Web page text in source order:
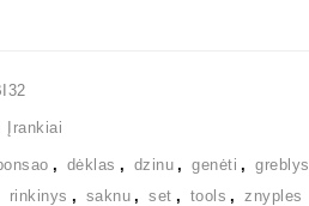
Įrankiai
, dėklas , dzinu , genėti , greblys
rinkinys , saknu , set , tools , znyples